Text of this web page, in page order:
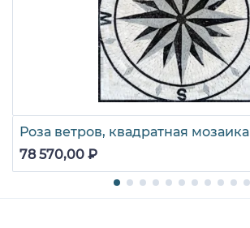
Роза ветров, квадратная мозаика
78 570,00 ₽